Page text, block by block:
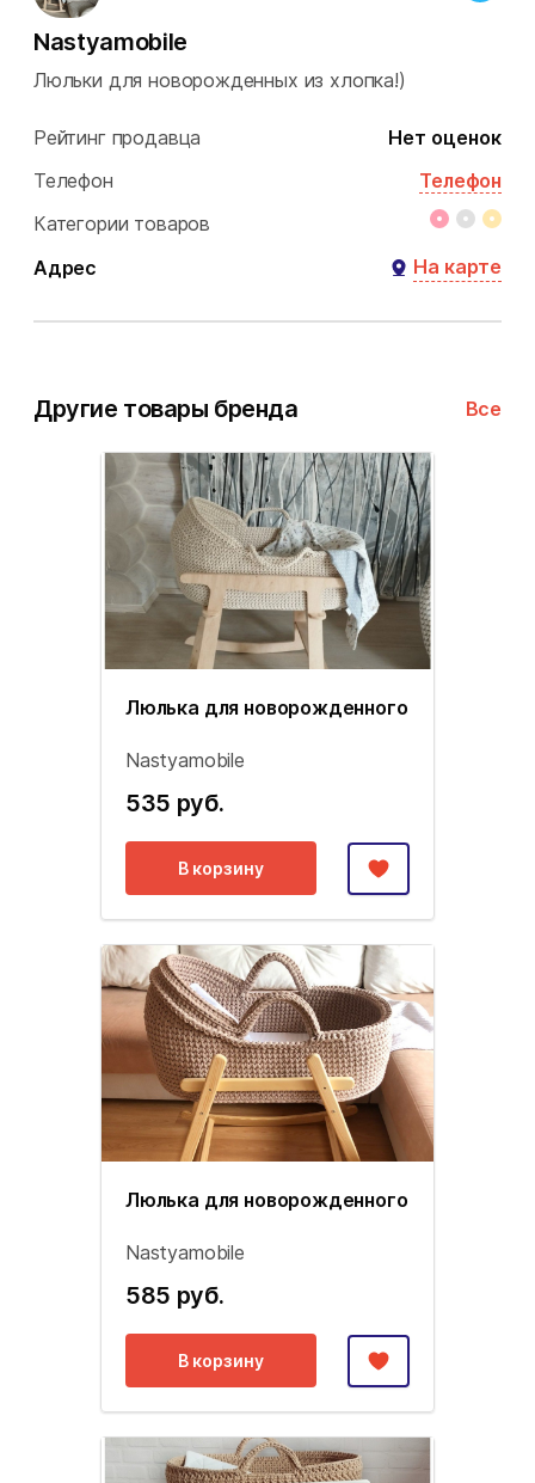
Nastyamobile
Люльки для новорожденных из хлопка!)
Рейтинг продавца
Нет оценок
Телефон
Телефон
Категории товаров
Адрес
На карте
Другие товары бренда Все
Люлька для новорожденного
Nastyamobile
535 руб.
В корзину
Люлька для новорожденного
Nastyamobile
585 руб.
В корзину